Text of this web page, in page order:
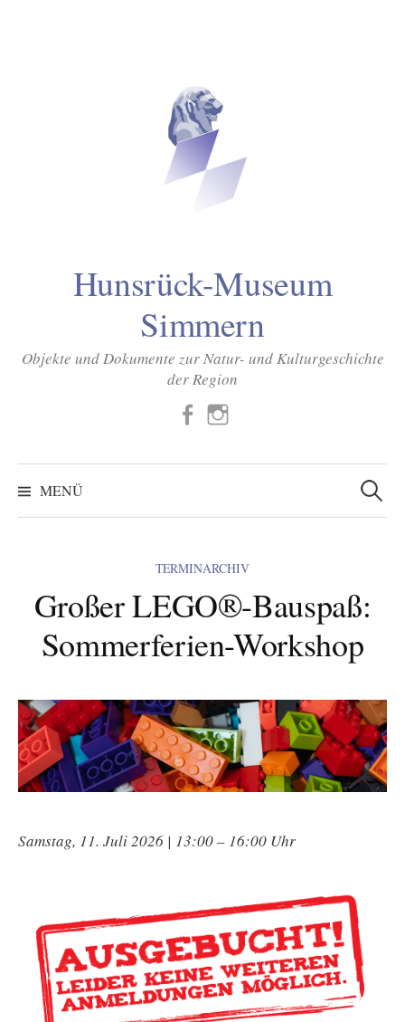
Hunsrück-Museum
Simmern
Objekte und Dokumente zur Natur- und Kulturgeschichte
der Region
FB
MENÜ
Suchen
nach:
TERMINARCHIV
Großer LEGO®-Bauspaß:
Sommerferien-Workshop
Samstag, 11. Juli 2026 | 13:00 – 16:00 Uhr